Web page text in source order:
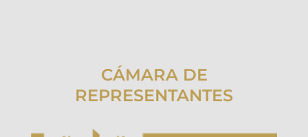
CÁMARA DE
REPRESENTANTES